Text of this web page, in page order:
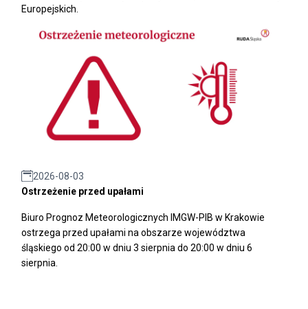
Europejskich.
2026-08-03
Ostrzeżenie przed upałami
Biuro Prognoz Meteorologicznych IMGW-PIB w Krakowie
ostrzega przed upałami na obszarze województwa
śląskiego od 20:00 w dniu 3 sierpnia do 20:00 w dniu 6
sierpnia.